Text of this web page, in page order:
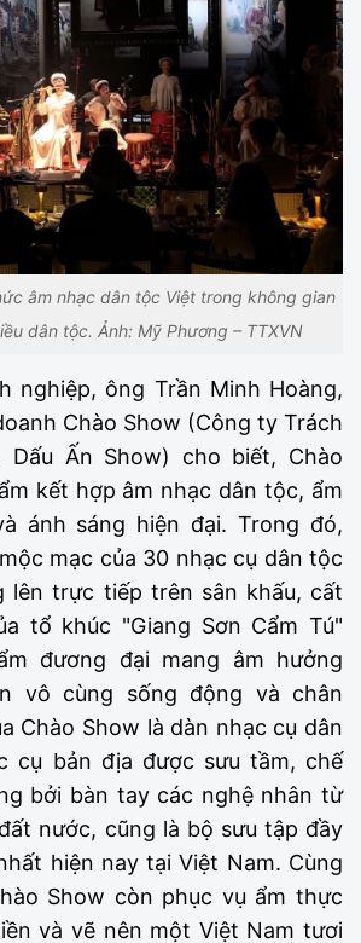
âm nhạc dân tộc Việt trong không gian
dân tộc. Ảnh: Mỹ Phương – TTXVN
nghiệp, ông Trần Minh Hoàng,
Chào Show (Công ty Trách
Dấu Ấn Show) cho biết, Chào
kết hợp âm nhạc dân tộc, ẩm
ánh sáng hiện đại. Trong đó,
mạc của 30 nhạc cụ dân tộc
lên trực tiếp trên sân khấu, cất
tổ khúc "Giang Sơn Cẩm Tú"
đương đại mang âm hưởng
vô cùng sống động và chân
Chào Show là dàn nhạc cụ dân
cụ bản địa được sưu tầm, chế
bởi bàn tay các nghệ nhân từ
nước, cũng là bộ sưu tập đầy
hiện nay tại Việt Nam. Cùng
Show còn phục vụ ẩm thực
và vẽ nên một Việt Nam tươi